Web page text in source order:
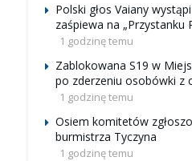
Polski głos Vaiany
zaśpiewa na „Przystanku
1 godzinę temu
Zablokowana S19 w
po zderzeniu osobówki z
1 godzinę temu
Osiem komitetów
burmistrza Tyczyna
1 godzinę temu